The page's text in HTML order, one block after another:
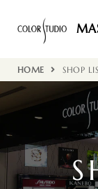
HOME SHOP